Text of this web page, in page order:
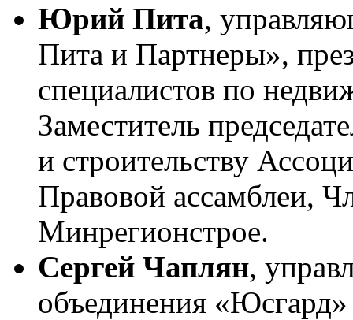
Юрий Пита,
Пита и Партнеры»,
специалистов по
Заместитель
и строительству
Правовой ассамблеи,
Минрегионстрое.
Сергей Чаплян,
объединения